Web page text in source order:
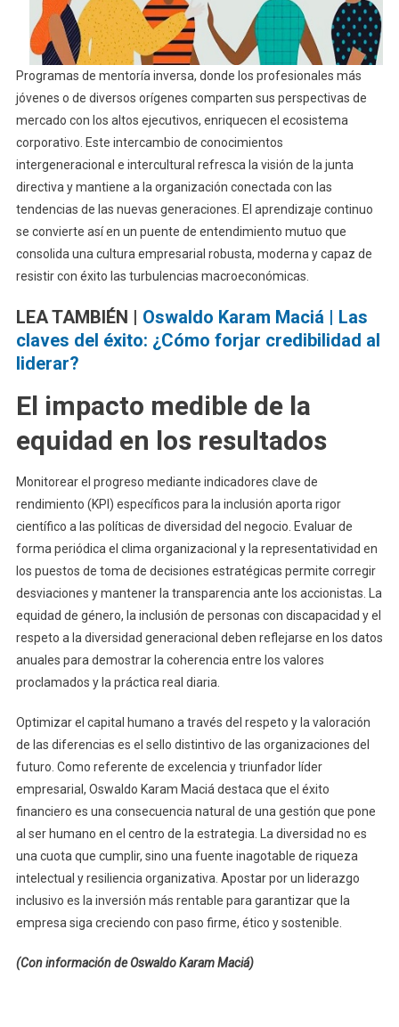
Programas de mentoría inversa, donde los profesionales más
jóvenes o de diversos orígenes comparten sus perspectivas de
mercado con los altos ejecutivos, enriquecen el ecosistema
corporativo. Este intercambio de conocimientos
intergeneracional e intercultural refresca la visión de la junta
directiva y mantiene a la organización conectada con las
tendencias de las nuevas generaciones. El aprendizaje continuo
se convierte así en un puente de entendimiento mutuo que
consolida una cultura empresarial robusta, moderna y capaz de
resistir con éxito las turbulencias macroeconómicas.
LEA TAMBIÉN | Oswaldo Karam Maciá | Las
claves del éxito: ¿Cómo forjar credibilidad al
liderar?
El impacto medible de la
equidad en los resultados
Monitorear el progreso mediante indicadores clave de
rendimiento (KPI) específicos para la inclusión aporta rigor
científico a las políticas de diversidad del negocio. Evaluar de
forma periódica el clima organizacional y la representatividad en
los puestos de toma de decisiones estratégicas permite corregir
desviaciones y mantener la transparencia ante los accionistas. La
equidad de género, la inclusión de personas con discapacidad y el
respeto a la diversidad generacional deben reflejarse en los datos
anuales para demostrar la coherencia entre los valores
proclamados y la práctica real diaria.
Optimizar el capital humano a través del respeto y la valoración
de las diferencias es el sello distintivo de las organizaciones del
futuro. Como referente de excelencia y triunfador líder
empresarial, Oswaldo Karam Maciá destaca que el éxito
financiero es una consecuencia natural de una gestión que pone
al ser humano en el centro de la estrategia. La diversidad no es
una cuota que cumplir, sino una fuente inagotable de riqueza
intelectual y resiliencia organizativa. Apostar por un liderazgo
inclusivo es la inversión más rentable para garantizar que la
empresa siga creciendo con paso firme, ético y sostenible.
(Con información de Oswaldo Karam Maciá)